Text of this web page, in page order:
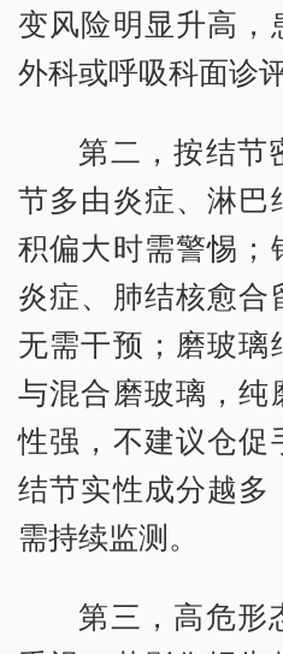
变风险明显升高，
外科或呼吸科面诊评
第二，按结节
节多由炎症、淋巴
积偏大时需警惕；
炎症、肺结核愈合
无需干预；磨玻璃
与混合磨玻璃，纯
性强，不建议仓促
结节实性成分越多
需持续监测。
第三，高危形